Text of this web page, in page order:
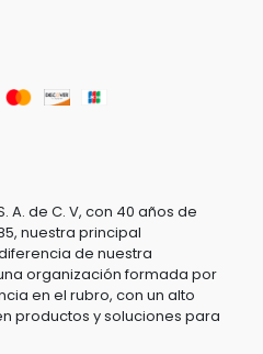
A. de C. V, con 40 años de
nuestra principal
de nuestra
organización formada por
en el rubro, con un alto
productos y soluciones para